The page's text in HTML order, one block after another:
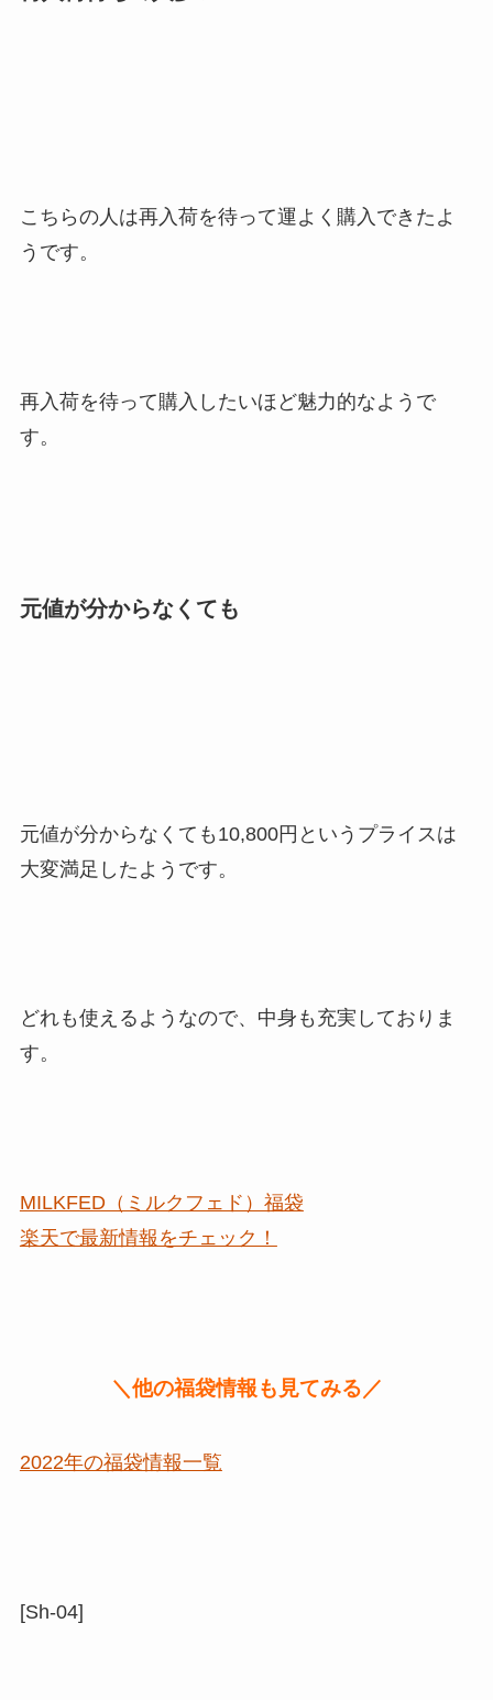
こちらの人は再入荷を待って運よく購入できたよ
うです。
再入荷を待って購入したいほど魅力的なようで
す。
元値が分からなくても
元値が分からなくても 10,800円というプライスは
大変満足した ようです。
どれも使えるようなので、中身も充実しておりま
す。
MILKFED（ミルクフェド）福袋
楽天で最新情報をチェック！
＼他の福袋情報も見てみる／
2022年の福袋情報一覧
[Sh-04]